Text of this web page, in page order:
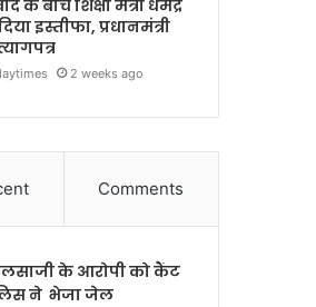
के बीच शिक्षा मंत्री धर्मेंद्र
इस्तीफा, प्रधानमंत्री
2 weeks ago
Comments
के आरोपी को कैंट
ने भेजा जेल